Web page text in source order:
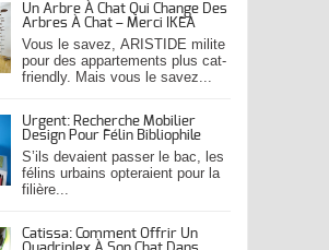
Un Arbre À Chat Qui Change Des
Arbres À Chat – Merci IKEA
Vous le savez, ARISTIDE milite
pour des appartements plus cat-
friendly. Mais vous le savez...
Urgent: Recherche Mobilier
Design Pour Félin Bibliophile
S’ils devaient passer le bac, les
félins urbains opteraient pour la
filière...
Catissa: Comment Offrir Un